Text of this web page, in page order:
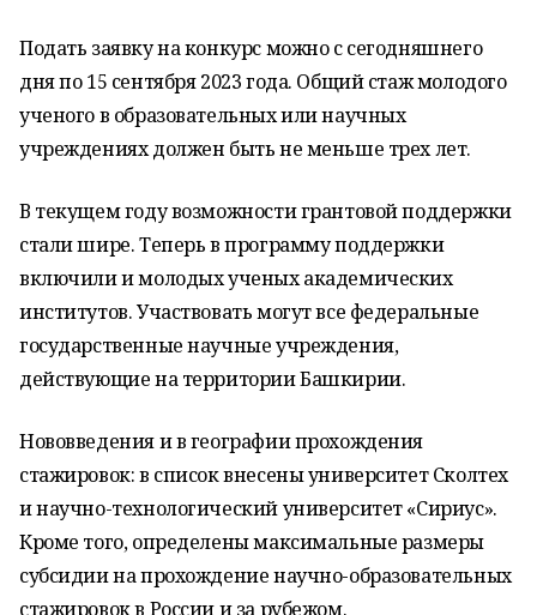
Подать заявку на конкурс можно с сегодняшнего
дня по 15 сентября 2023 года. Общий стаж молодого
ученого в образовательных или научных
учреждениях должен быть не меньше трех лет.
В текущем году возможности грантовой поддержки
стали шире. Теперь в программу поддержки
включили и молодых ученых академических
институтов. Участвовать могут все федеральные
государственные научные учреждения,
действующие на территории Башкирии.
Нововведения и в географии прохождения
стажировок: в список внесены университет Сколтех
и научно-технологический университет «Сириус».
Кроме того, определены максимальные размеры
субсидии на прохождение научно-образовательных
стажировок в России и за рубежом.